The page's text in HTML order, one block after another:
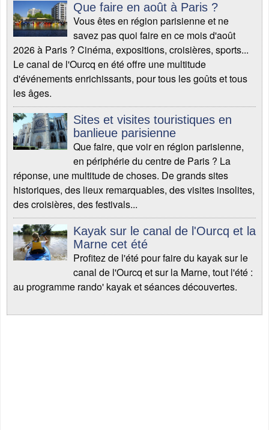
Que faire en août à Paris ?
Vous êtes en région parisienne et ne
savez pas quoi faire en ce mois d'août
2026 à Paris ? Cinéma, expositions, croisières, sports...
Le canal de l'Ourcq en été offre une multitude
d'événements enrichissants, pour tous les goûts et tous
les âges.
Sites et visites touristiques en
banlieue parisienne
Que faire, que voir en région parisienne,
en périphérie du centre de Paris ? La
réponse, une multitude de choses. De grands sites
historiques, des lieux remarquables, des visites insolites,
des croisières, des festivals...
Kayak sur le canal de l'Ourcq et la
Marne cet été
Profitez de l'été pour faire du kayak sur le
canal de l'Ourcq et sur la Marne, tout l'été :
au programme rando' kayak et séances découvertes.